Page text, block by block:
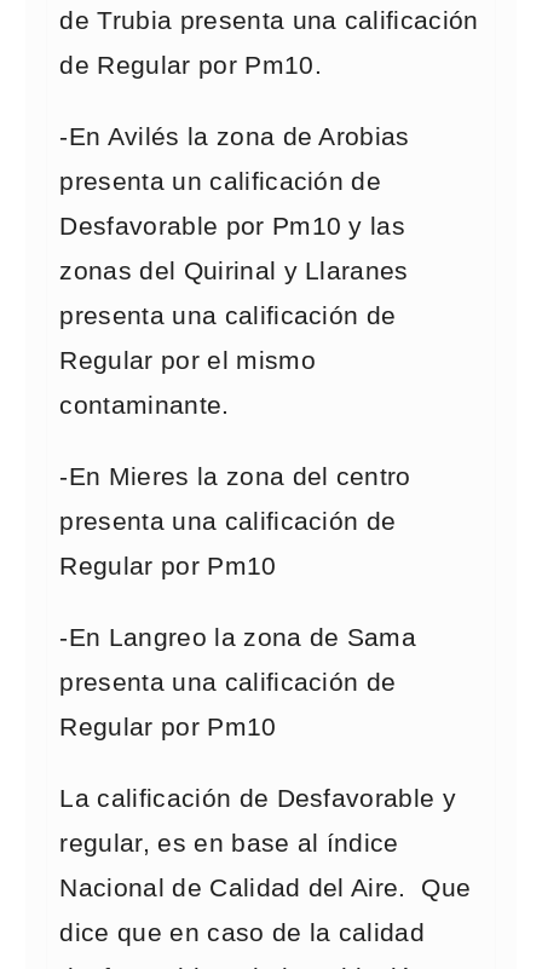
de Trubia presenta una calificación
de Regular por Pm10.
-En Avilés la zona de Arobias
presenta un calificación de
Desfavorable por Pm10 y las
zonas del Quirinal y Llaranes
presenta una calificación de
Regular por el mismo
contaminante.
-En Mieres la zona del centro
presenta una calificación de
Regular por Pm10
-En Langreo la zona de Sama
presenta una calificación de
Regular por Pm10
La calificación de Desfavorable y
regular, es en base al índice
Nacional de Calidad del Aire. Que
dice que en caso de la calidad